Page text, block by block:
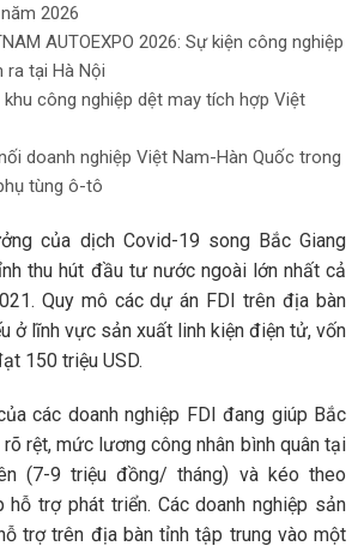
2026
AUTOEXPO 2026: Sự kiện công nghiệp
ra tại Hà Nội
công nghiệp dệt may tích hợp Việt
doanh nghiệp Việt Nam-Hàn Quốc trong
tùng ô-tô
của dịch Covid-19 song Bắc Giang
thu hút đầu tư nước ngoài lớn nhất cả
Quy mô các dự án FDI trên địa bàn
ở lĩnh vực sản xuất linh kiện điện tử, vốn
150 triệu USD.
các doanh nghiệp FDI đang giúp Bắc
rõ rệt, mức lương công nhân bình quân tại
(7-9 triệu đồng/ tháng) và kéo theo
hỗ trợ phát triển. Các doanh nghiệp sản
trợ trên địa bàn tỉnh tập trung vào một